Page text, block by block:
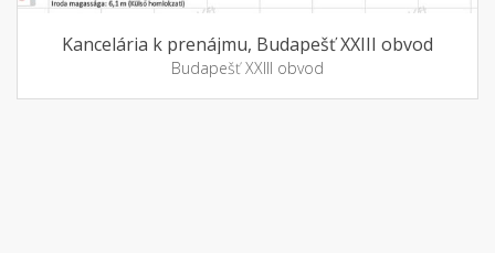
Kancelária k prenájmu, Budapešť XXIII obvod
Budapešť XXIII obvod